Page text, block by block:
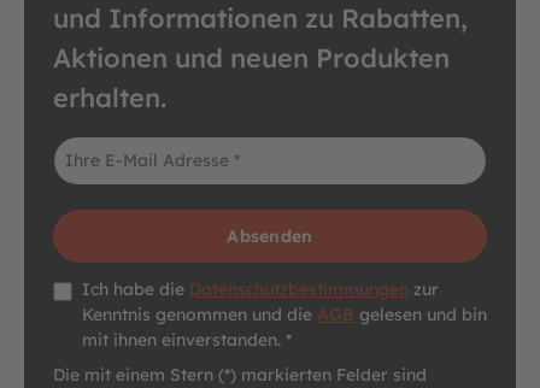
und Informationen zu Rabatten,
Aktionen und neuen Produkten
erhalten.
E-Mail-Adresse*
Absenden
Datenschutz *
Ich habe die Datenschutzbestimmungen zur
Kenntnis genommen und die AGB gelesen und bin
mit ihnen einverstanden. *
Die mit einem Stern (*) markierten Felder sind